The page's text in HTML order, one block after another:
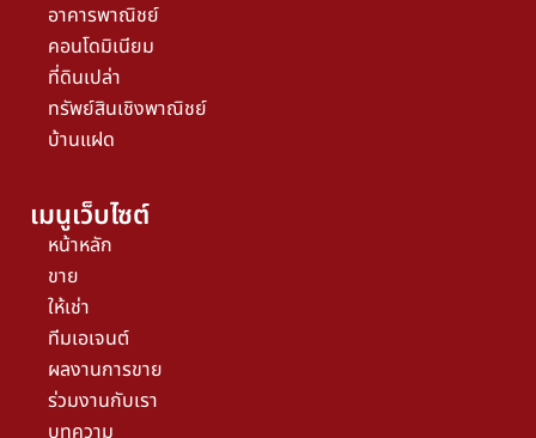
อาคารพาณิชย์
คอนโดมิเนียม
ที่ดินเปล่า
ทรัพย์สินเชิงพาณิชย์
บ้านแฝด
เมนูเว็บไซต์
หน้าหลัก
ขาย
ให้เช่า
ทีมเอเจนต์
ผลงานการขาย
ร่วมงานกับเรา
บทความ